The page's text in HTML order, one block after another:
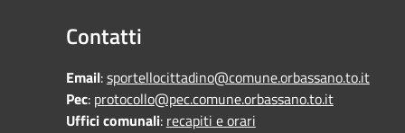
Contatti
Email:sportellocittadino@comune.orbassano.to.it
Pec: protocollo@pec.comune.orbassano.to.it
Uffici comunali: recapiti e orari